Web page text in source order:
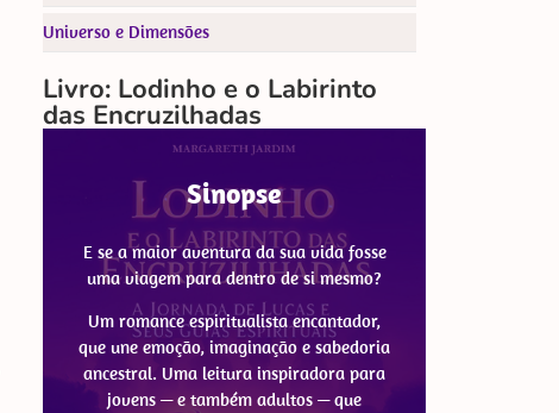
Universo e Dimensões
Livro: Lodinho e o Labirinto
das Encruzilhadas
Sinopse
E se a maior aventura da sua vida fosse
uma viagem para dentro de si mesmo?
Um romance espiritualista encantador,
que une emoção, imaginação e sabedoria
ancestral. Uma leitura inspiradora para
jovens — e também adultos — que